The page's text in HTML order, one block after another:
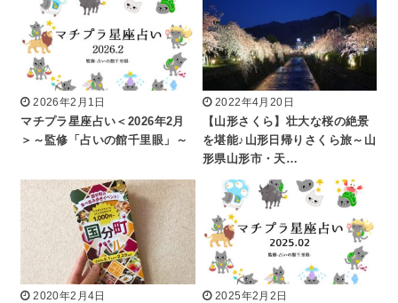
2026年2月1日
マチプラ星座占い＜2026年2月
＞～監修「占いの館千里眼」～
2022年4月20日
【山形さくら】壮大な桜の絶景
を堪能♪山形日帰りさくら旅～山
形県山形市・天…
2020年2月4日
2025年2月2日